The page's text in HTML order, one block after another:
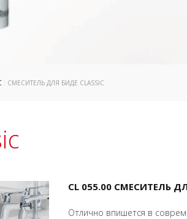
: СМЕСИТЕЛЬ ДЛЯ БИДЕ CLASSIC
CL 055.00 СМЕСИТЕЛЬ
Отлично впишется в